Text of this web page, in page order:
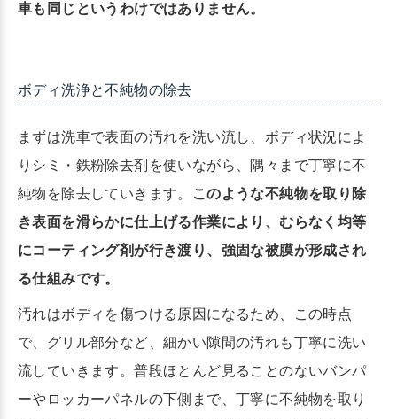
車も同じというわけではありません。
ボディ洗浄と不純物の除去
まずは洗車で表面の汚れを洗い流し、ボディ状況によ
りシミ・鉄粉除去剤を使いながら、隅々まで丁寧に不
純物を除去していきます。
このような不純物を取り除
き表面を滑らかに仕上げる作業により、むらなく均等
にコーティング剤が行き渡り、強固な被膜が形成され
る仕組みです。
汚れはボディを傷つける原因になるため、この時点
で、グリル部分など、細かい隙間の汚れも丁寧に洗い
流していきます。普段ほとんど見ることのないバンパ
ーやロッカーパネルの下側まで、丁寧に不純物を取り